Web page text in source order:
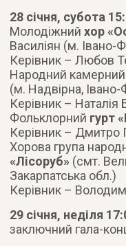
28 січня, субота
Молодіжнийхор
Василіян (м. Івано-
Керівник – Любов
Народний
(м. Надвірна, Івано-
Керівник – Наталія
Фольклорний гурт
Керівник –
Хорова група
«Лісоруб» (смт.
Закарпатська обл.)
Керівник –
29 січня, неділя
заключний гала-